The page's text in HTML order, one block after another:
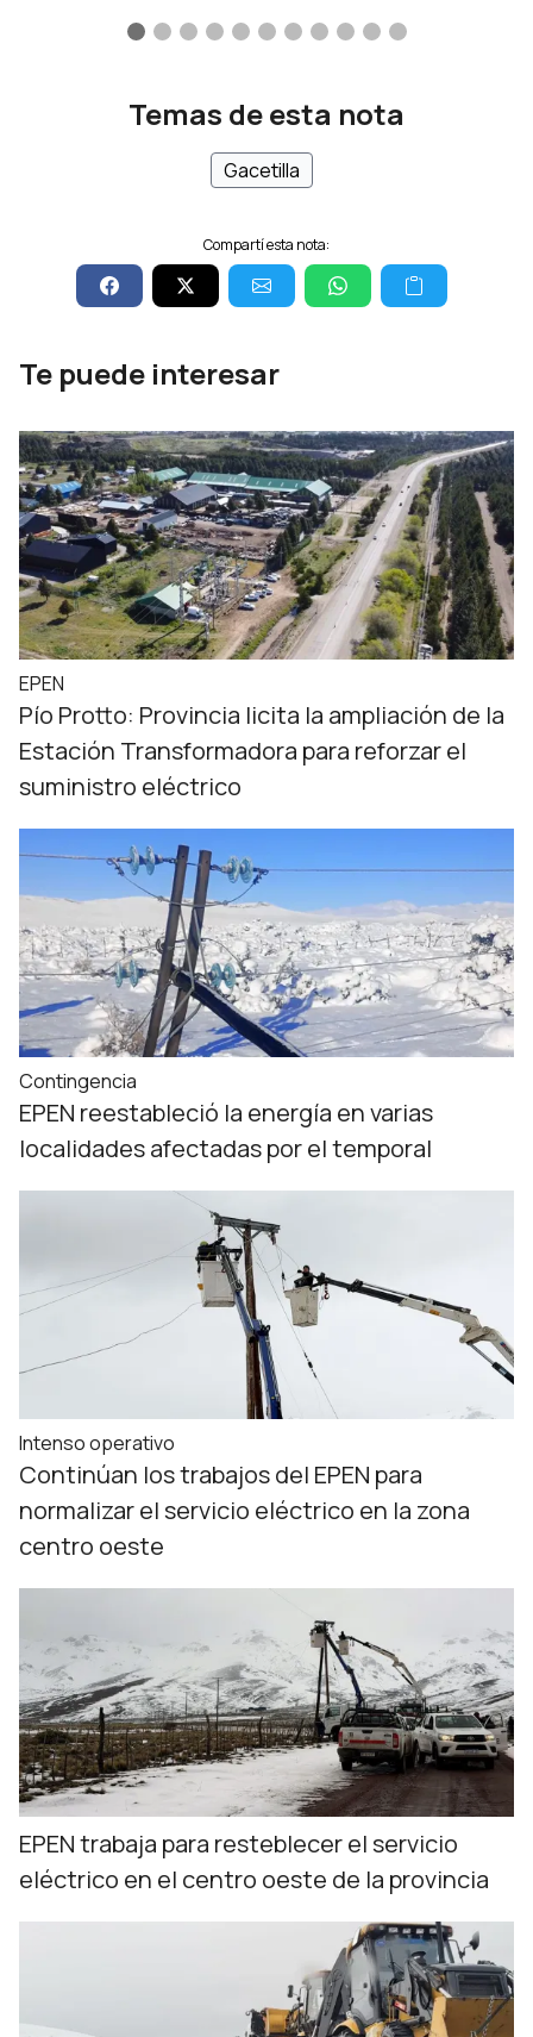
Temas de esta nota
Gacetilla
Compartí esta nota:
Te puede interesar
EPEN
Pío Protto: Provincia licita la ampliación de la
Estación Transformadora para reforzar el
suministro eléctrico
Contingencia
EPEN reestableció la energía en varias
localidades afectadas por el temporal
Intenso operativo
Continúan los trabajos del EPEN para
normalizar el servicio eléctrico en la zona
centro oeste
EPEN trabaja para resteblecer el servicio
eléctrico en el centro oeste de la provincia